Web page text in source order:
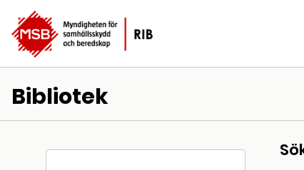
Bibliotek